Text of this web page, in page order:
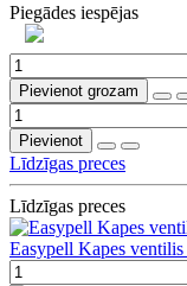
Piegādes iespējas
Pievienot grozam
Pievienot
Līdzīgas preces
Līdzīgas preces
Easypell Kapes ventilis